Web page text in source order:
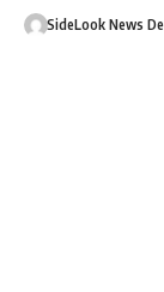
SideLook News